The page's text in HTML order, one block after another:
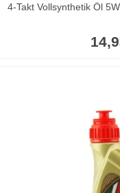
4-Takt Vollsynthetik Öl